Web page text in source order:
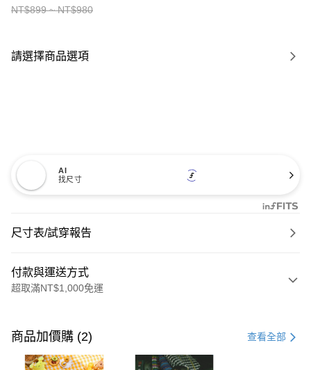
NT$899 ~ NT$980
請選擇商品選項
AI
找尺寸
尺寸表/試穿報告
付款與運送方式
超取滿NT$1,000免運
信用卡一次付款
購物金
商品加價購 (2) 查看全部